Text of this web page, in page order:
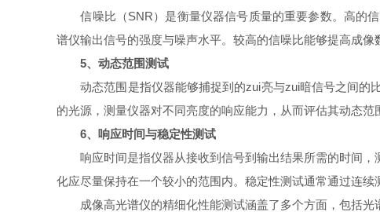
信噪比（SNR）是衡量仪器信号质量的重要参数。高的信
谱仪输出信号的强度与噪声水平。较高的信噪比能够提高成像
5、动态范围测试
动态范围是指仪器能够捕捉到的zui亮与zui暗信号之间的比
的光源，测量仪器对不同亮度的响应能力，从而评估其动态范
6、响应时间与稳定性测试
响应时间是指仪器从接收到信号到输出结果所需的时间，
化应尽量保持在一个较小的范围内。稳定性测试通常通过连
成像高光谱仪的精细化性能测试涵盖了多个方面，包括光